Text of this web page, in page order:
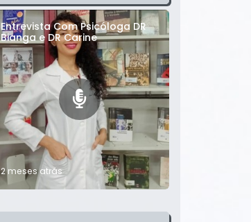
Entrevista Com Psicóloga DR
Bianga e DR Carine
2 meses atrás